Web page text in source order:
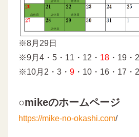
※8月29日
※9月4・5・11・12・ 18 ・19・
※10月2・3・ 9 ・10・16・17・
○mikeのホームページ
https://mike-no-okashi.com/